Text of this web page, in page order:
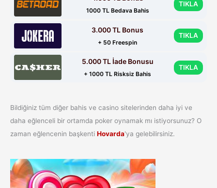
1000 TL Bedava Bahis
TIKLA
3.000 TL Bonus
+ 50 Freespin
TIKLA
5.000 TL İade Bonusu
+ 1000 TL Risksiz Bahis
TIKLA
Bildiğiniz tüm diğer bahis ve casino sitelerinden daha iyi ve
daha eğlenceli bir ortamda poker oynamak mı istiyorsunuz? O
zaman eğlencenin başkentiHovarda'ya gelebilirsiniz.